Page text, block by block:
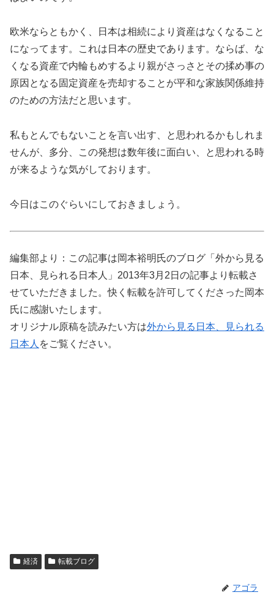
欧米ならともかく、日本は相続により資産はなくなること
になってます。これは日本の歴史であります。ならば、な
くなる資産で内輪もめするより親がさっさとその揉め事の
原因となる固定資産を売却することが平和な家族関係維持
のための方法だと思います。
私もとんでもないことを言い出す、と思われるかもしれま
せんが、多分、この発想は数年後に面白い、と思われる時
が来るような気がしております。
今日はこのぐらいにしておきましょう。
編集部より：この記事は岡本裕明氏のブログ「外から見る
日本、見られる日本人」2013年3月2日の記事より転載さ
せていただきました。快く転載を許可してくださった岡本
氏に感謝いたします。
オリジナル原稿を読みたい方は外から見る日本、見られる
日本人 をご覧ください。
経済 転載ブログ
アゴラ